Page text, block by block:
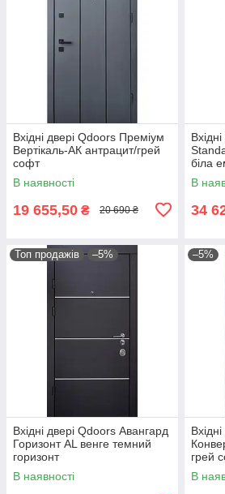
Вхідні двері Qdoors Преміум
Вертікаль-АК антрацит/грей
софт
В наявності
19 655,50 ₴ 20 690 ₴
біла
В
34
Топ продажів –5%
Вхідні двері Qdoors Авангард
Горизонт AL венге темний
горизонт
В наявності
–5%
грей
В